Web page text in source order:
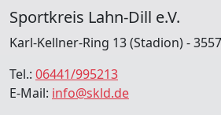
Sportkreis Lahn-Dill e.V.
Karl-Kellner-Ring 13 (Stadion) -
Tel.: 06441/995213
E-Mail: info@skld.de